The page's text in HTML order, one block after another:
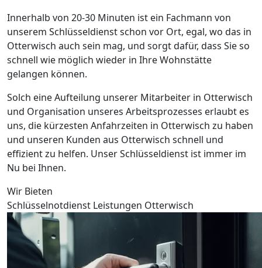
Innerhalb von 20-30 Minuten ist ein Fachmann von
unserem Schlüsseldienst schon vor Ort, egal, wo das in
Otterwisch auch sein mag, und sorgt dafür, dass Sie so
schnell wie möglich wieder in Ihre Wohnstätte
gelangen können.
Solch eine Aufteilung unserer Mitarbeiter in Otterwisch
und Organisation unseres Arbeitsprozesses erlaubt es
uns, die kürzesten Anfahrzeiten in Otterwisch zu haben
und unseren Kunden aus Otterwisch schnell und
effizient zu helfen. Unser Schlüsseldienst ist immer im
Nu bei Ihnen.
Wir Bieten
Schlüsselnotdienst Leistungen Otterwisch